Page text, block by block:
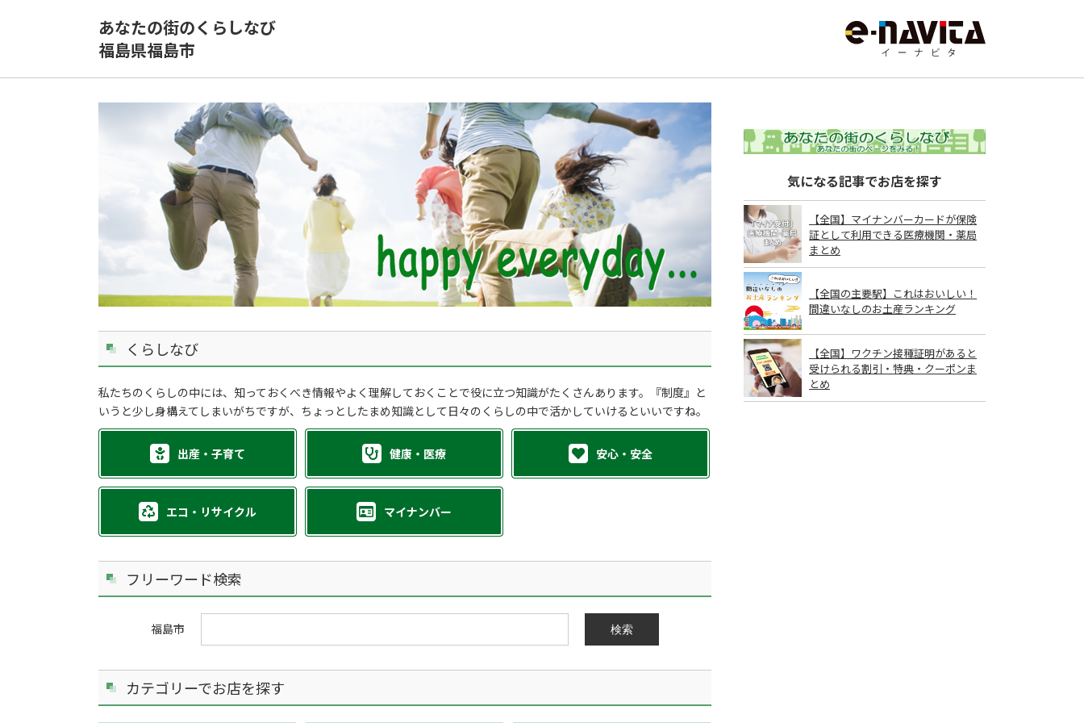
あなたの街のくらしなび
福島県福島市
くらしなび
私たちのくらしの中には、知っておくべき情報やよく理解しておくことで役に立つ知識がたくさんあります。『制度』と
いうと少し身構えてしまいがちですが、ちょっとしたまめ知識として日々のくらしの中で活かしていけるといいですね。
出産・子育て 健康・医療 安心・安全
エコ・リサイクル マイナンバー
フリーワード検索
福島市 検索
カテゴリーでお店を探す
気になる記事でお店を探す
【全国】マイナンバーカードが保険
証として利用できる医療機関・薬局
まとめ
【全国の主要駅】これはおいしい！
間違いなしのお土産ランキング
【全国】ワクチン接種証明があると
受けられる割引・特典・クーポンま
とめ